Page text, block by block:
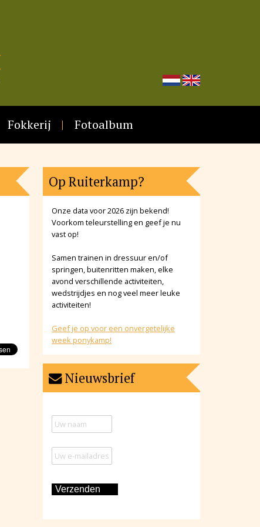
Fokkerij Fotoalbum
Op Ruiterkamp?
Onze data voor 2026 zijn bekend!
Voorkom teleurstelling en geef je nu
vast op!
Samen trainen in dressuur en/of
springen, buitenritten maken, elke
avond verschillende activiteiten,
wedstrijdjes en nog veel meer leuke
activiteiten!
Geef je op voor een onvergetelijke
week ponykamp!
Nieuwsbrief